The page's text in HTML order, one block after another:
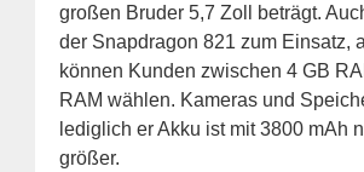
großen Bruder 5,7 Zoll beträgt.
der Snapdragon 821 zum Einsatz,
können Kunden zwischen 4 GB
RAM wählen. Kameras und
lediglich er Akku ist mit 3800 mAh
größer.